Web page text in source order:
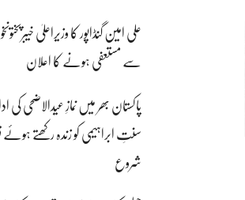
علی امین گنڈاپور کا وزیراعلیٰ
سے مستعفی ہونے کا اعلان
پاکستان بھر میں نمازِ عیدالاضحی کی
سنتِ ابراہیمی کو زندہ رکھتے ہوئے
شروع